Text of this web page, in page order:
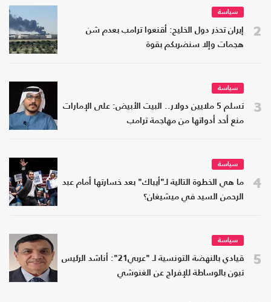
2
سياسة
إيران تحذر دول الخليج: أقنعوا ترامب بعدم شن
هجمات وإلا سنضربكم بقوة
3
سياسة
تسلم 5 ملايين دولار.. البيت الأبيض: على الإمارات
منع أحد أدواتها من مهاجمة ترامب
4
سياسة
ما هي الخطوة التالية لـ"أيباك" بعد خسارتها أمام عبد
الرحمن السيد في ميشيغان؟
5
سياسة
قيادي بالنهضة التونسية لـ "عربي21": أناشد الرئيس
تبون بالوساطة للإفراج عن الغنوشي